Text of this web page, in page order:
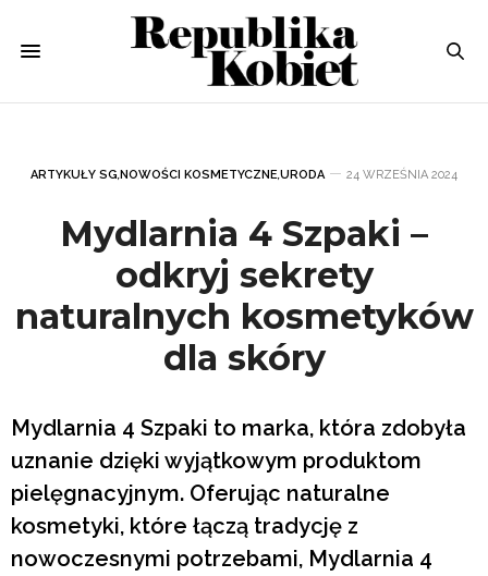
ARTYKUŁY SG,NOWOŚCI KOSMETYCZNE,URODA 24 WRZEŚNIA 2024
Mydlarnia 4 Szpaki –
odkryj sekrety
naturalnych kosmetyków
dla skóry
Mydlarnia 4 Szpaki to marka, która zdobyła
uznanie dzięki wyjątkowym produktom
pielęgnacyjnym. Oferując naturalne
kosmetyki, które łączą tradycję z
nowoczesnymi potrzebami, Mydlarnia 4